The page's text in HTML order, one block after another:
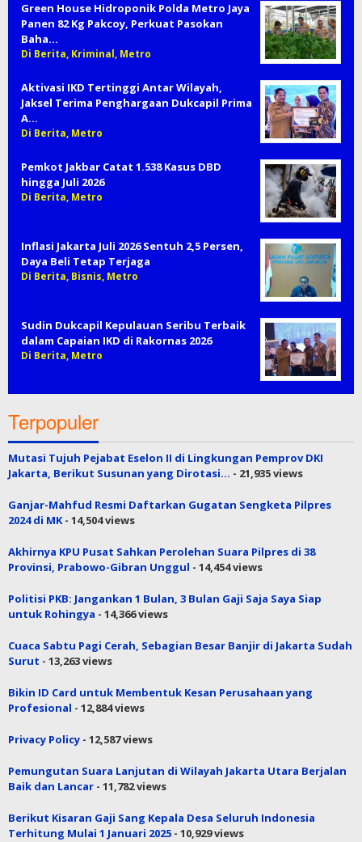
Green House Hidroponik Polda Metro Jaya
Panen 82 Kg Pakcoy, Perkuat Pasokan
Baha…
Di Berita, Kriminal, Metro
Aktivasi IKD Tertinggi Antar Wilayah,
Jaksel Terima Penghargaan Dukcapil Prima
A…
Di Berita, Metro
Pemkot Jakbar Catat 1.538 Kasus DBD
hingga Juli 2026
Di Berita, Metro
Inflasi Jakarta Juli 2026 Sentuh 2,5 Persen,
Daya Beli Tetap Terjaga
Di Berita, Bisnis, Metro
Sudin Dukcapil Kepulauan Seribu Terbaik
dalam Capaian IKD di Rakornas 2026
Di Berita, Metro
Terpopuler
Mutasi Tujuh Pejabat Eselon II di Lingkungan Pemprov DKI
Jakarta, Berikut Susunan yang Dirotasi… - 21,935 views
Ganjar-Mahfud Resmi Daftarkan Gugatan Sengketa Pilpres
2024 di MK- 14,504 views
Akhirnya KPU Pusat Sahkan Perolehan Suara Pilpres di 38
Provinsi, Prabowo-Gibran Unggul - 14,454 views
Politisi PKB: Jangankan 1 Bulan, 3 Bulan Gaji Saja Saya Siap
untuk Rohingya - 14,366 views
Cuaca Sabtu Pagi Cerah, Sebagian Besar Banjir di Jakarta Sudah
Surut - 13,263 views
Bikin ID Card untuk Membentuk Kesan Perusahaan yang
Profesional - 12,884 views
Privacy Policy - 12,587 views
Pemungutan Suara Lanjutan di Wilayah Jakarta Utara Berjalan
Baik dan Lancar - 11,782 views
Berikut Kisaran Gaji Sang Kepala Desa Seluruh Indonesia
Terhitung Mulai 1 Januari 2025 - 10,929 views